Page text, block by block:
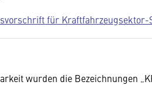
für Kraftfahrzeugsektor-
wurden die Bezeichnungen